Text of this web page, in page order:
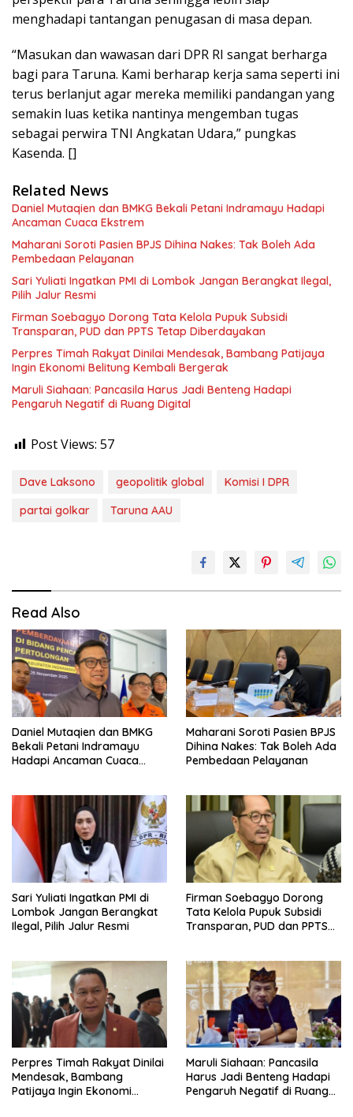
menghadapi tantangan penugasan di masa depan.
“Masukan dan wawasan dari DPR RI sangat berharga
bagi para Taruna. Kami berharap kerja sama seperti ini
terus berlanjut agar mereka memiliki pandangan yang
semakin luas ketika nantinya mengemban tugas
sebagai perwira TNI Angkatan Udara,” pungkas
Kasenda. []
Related News
Daniel Mutaqien dan BMKG Bekali Petani Indramayu Hadapi
Ancaman Cuaca Ekstrem
Maharani Soroti Pasien BPJS Dihina Nakes: Tak Boleh Ada
Pembedaan Pelayanan
Sari Yuliati Ingatkan PMI di Lombok Jangan Berangkat Ilegal,
Pilih Jalur Resmi
Firman Soebagyo Dorong Tata Kelola Pupuk Subsidi
Transparan, PUD dan PPTS Tetap Diberdayakan
Perpres Timah Rakyat Dinilai Mendesak, Bambang Patijaya
Ingin Ekonomi Belitung Kembali Bergerak
Maruli Siahaan: Pancasila Harus Jadi Benteng Hadapi
Pengaruh Negatif di Ruang Digital
Post Views: 57
Dave Laksono geopolitik global
Komisi I DPR
partai golkar
Taruna AAU
Read Also
Daniel Mutaqien dan BMKG
Bekali Petani Indramayu
Hadapi Ancaman Cuaca
Maharani Soroti Pasien BPJS
Dihina Nakes: Tak Boleh Ada
Pembedaan Pelayanan
Sari Yuliati Ingatkan PMI di
Lombok Jangan Berangkat
Ilegal, Pilih Jalur Resmi
Firman Soebagyo Dorong
Tata Kelola Pupuk Subsidi
Transparan, PUD dan PPTS
Perpres Timah Rakyat Dinilai
Mendesak, Bambang
Patijaya Ingin Ekonomi
Maruli Siahaan: Pancasila
Harus Jadi Benteng Hadapi
Pengaruh Negatif di Ruang